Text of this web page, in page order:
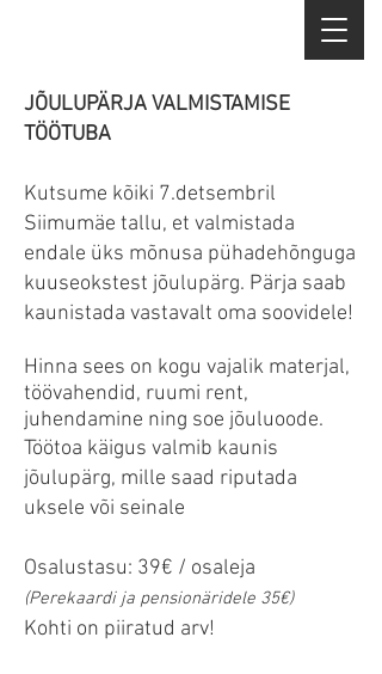
JÕULUPÄRJA VALMISTAMISE
TÖÖTUBA
Kutsume kõiki 7.detsembril
Siimumäe tallu, et valmistada
endale üks mõnusa pühadehõnguga
kuuseokstest jõulupärg. Pärja saab
kaunistada vastavalt oma soovidele!
Hinna sees on kogu vajalik materjal,
töövahendid, ruumi rent,
juhendamine ning soe jõuluoode.
Töötoa käigus valmib kaunis
jõulupärg, mille saad riputada
uksele või seinale
Osalustasu: 39€ / osaleja
(Perekaardi ja pensionäridele 35€)
Kohti on piiratud arv!